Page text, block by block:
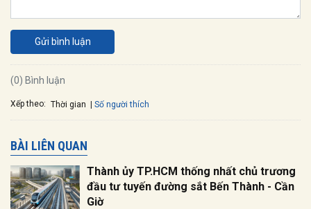
Gửi bình luận
(0) Bình luận
Xếp theo: Thời gian Số người thích
BÀI LIÊN QUAN
Thành ủy TP.HCM thống nhất chủ trương
đầu tư tuyến đường sắt Bến Thành - Cần
Giờ